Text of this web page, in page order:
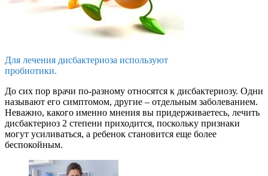
Для лечения дисбактериоза используют
пробиотики.
До сих пор врачи по-разному относятся к дисбактериозу. Одни
называют его симптомом, другие – отдельным заболеванием.
Неважно, какого именно мнения вы придерживаетесь, лечить
дисбактериоз 2 степени приходится, поскольку признаки
могут усиливаться, а ребенок становится еще более
беспокойным.